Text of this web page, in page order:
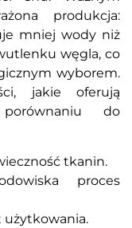
produkcja:
mniej wody niż
węgla, co
wyborem.
jakie oferują
do
tkanin.
proces